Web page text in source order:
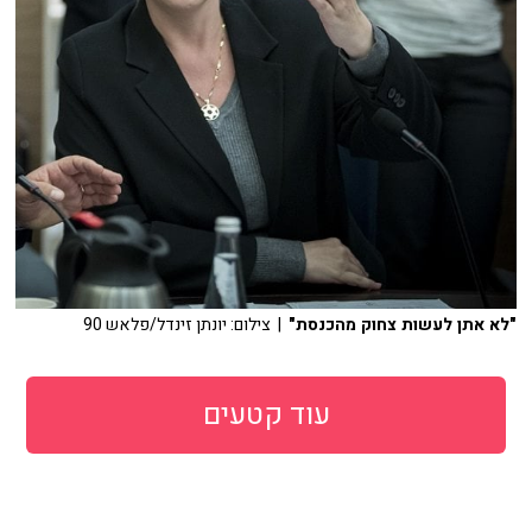
"לא אתן לעשות צחוק מהכנסת" | צילום: יונתן זינדל/פלאש 90
עוד קטעים